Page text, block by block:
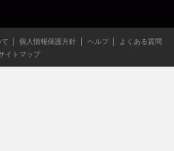
個人情報保護方針 ヘルプ
よくある質問
イトマップ